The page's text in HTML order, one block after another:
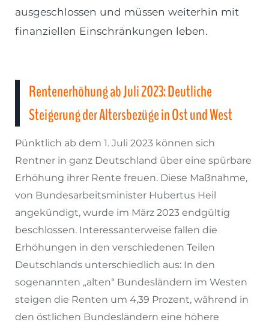
ausgeschlossen und müssen weiterhin mit
finanziellen Einschränkungen leben.
Rentenerhöhung ab Juli 2023: Deutliche
Steigerung der Altersbezüge in Ost und West
Pünktlich ab dem 1. Juli 2023 können sich
Rentner in ganz Deutschland über eine spürbare
Erhöhung ihrer Rente freuen. Diese Maßnahme,
von Bundesarbeitsminister Hubertus Heil
angekündigt, wurde im März 2023 endgültig
beschlossen. Interessanterweise fallen die
Erhöhungen in den verschiedenen Teilen
Deutschlands unterschiedlich aus: In den
sogenannten „alten“ Bundesländern im Westen
steigen die Renten um 4,39 Prozent, während in
den östlichen Bundesländern eine höhere